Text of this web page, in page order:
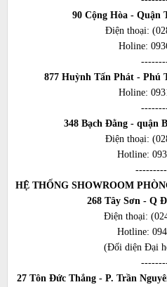
90 Cộng Hòa - Quận
Điện thoại:
Holine:
877 Huỳnh Tấn Phát - Phú
Holine:
348 Bạch Đằng - quận
Điện thoại:
Hotline:
HỆ THỐNG SHOWROOM
268 Tây Sơn - Q
Điện thoại:
Hotline:
(Đối diện Đại
27 Tôn Đức Thắng - P. Trần